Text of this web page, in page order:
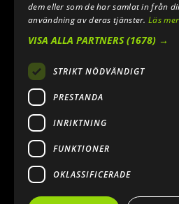
2026. ALL RIGHTS RESERVED.
POWERED BY EMPORI CMS
dem eller som de har samlat in från
användning av deras tjänster.Läs mer
VISA ALLA PARTNERS(1678) →
STRIKT NÖDVÄNDIGT
PRESTANDA
INRIKTNING
FUNKTIONER
OKLASSIFICERADE